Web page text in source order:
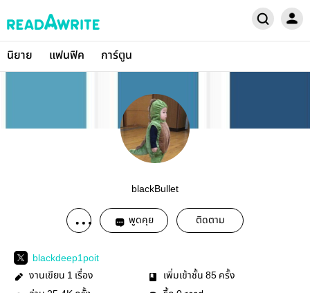
นิยาย แฟนฟิค การ์ตูน
blackBullet
พูดคุย ติดตาม
blackdeep1poit
งานเขียน 1 เรื่อง เพิ่มเข้าชั้น 85 ครั้ง